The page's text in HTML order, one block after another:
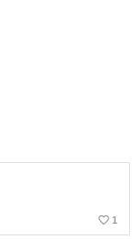
favorite_border 1